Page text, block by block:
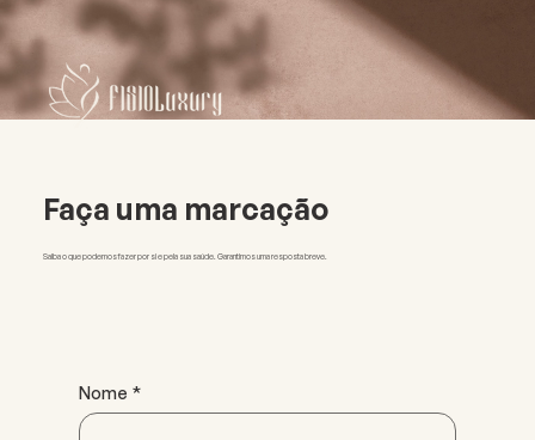
Faça uma marcação
Saiba o que podemos fazer por si e pela sua saúde. Garantimos uma resposta breve.
Nome *